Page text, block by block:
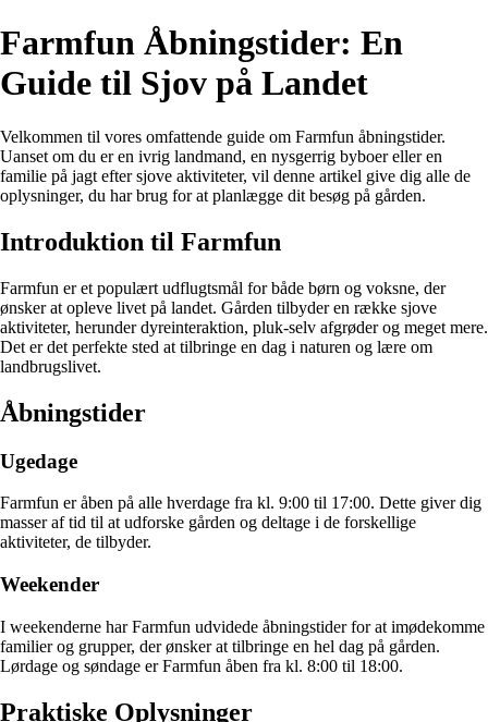
Farmfun Åbningstider: En
Guide til Sjov på Landet
Velkommen til vores omfattende guide om Farmfun åbningstider.
Uanset om du er en ivrig landmand, en nysgerrig byboer eller en
familie på jagt efter sjove aktiviteter, vil denne artikel give dig alle de
oplysninger, du har brug for at planlægge dit besøg på gården.
Introduktion til Farmfun
Farmfun er et populært udflugtsmål for både børn og voksne, der
ønsker at opleve livet på landet. Gården tilbyder en række sjove
aktiviteter, herunder dyreinteraktion, pluk-selv afgrøder og meget mere.
Det er det perfekte sted at tilbringe en dag i naturen og lære om
landbrugslivet.
Åbningstider
Ugedage
Farmfun er åben på alle hverdage fra kl. 9:00 til 17:00. Dette giver dig
masser af tid til at udforske gården og deltage i de forskellige
aktiviteter, de tilbyder.
Weekender
I weekenderne har Farmfun udvidede åbningstider for at imødekomme
familier og grupper, der ønsker at tilbringe en hel dag på gården.
Lørdage og søndage er Farmfun åben fra kl. 8:00 til 18:00.
Praktiske Oplysninger